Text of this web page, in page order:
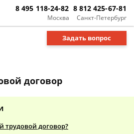
Москва
8 495 118-24-82
Санкт-Петербург
8 812 425-67-81
Задать вопрос
договор
трудовой договор?